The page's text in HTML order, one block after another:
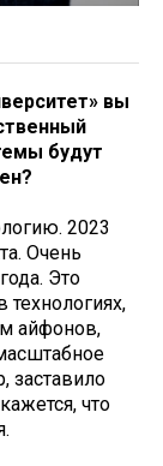
вы
будут
2023
Очень
Это
айфонов,
заставило
что